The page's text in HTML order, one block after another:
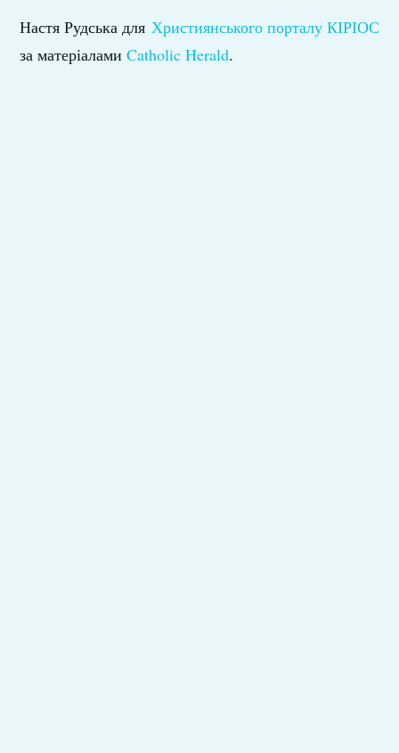
Настя Рудська для Християнського порталу КІРІОС
за матеріаламиCatholic Herald.